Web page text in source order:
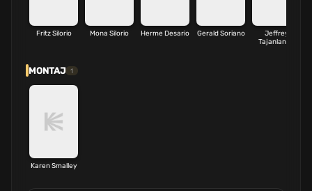
Fritz Silorio Mona Silorio Herme Desario Gerald Soriano
Jeffrey
Tajanlangit
MONTAJ 1
Karen Smalley